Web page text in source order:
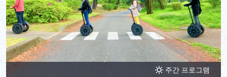
주간 프로그램